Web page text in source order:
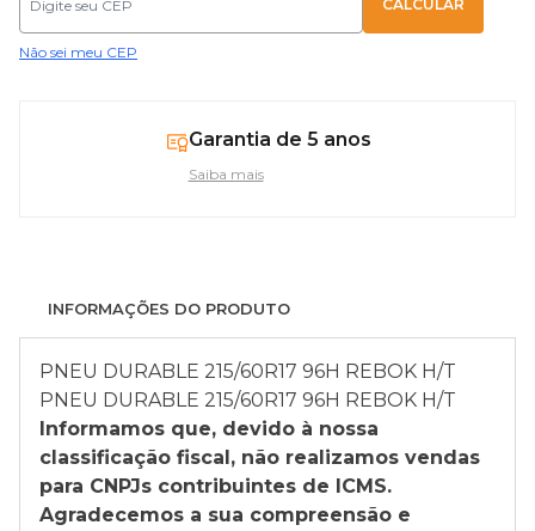
Não sei meu CEP
Garantia de 5 anos
Saiba mais
INFORMAÇÕES DO PRODUTO
PNEU DURABLE 215/60R17 96H REBOK H/T
PNEU DURABLE 215/60R17 96H REBOK H/T
Informamos que, devido à nossa
classificação fiscal, não realizamos vendas
para CNPJs contribuintes de ICMS.
Agradecemos a sua compreensão e